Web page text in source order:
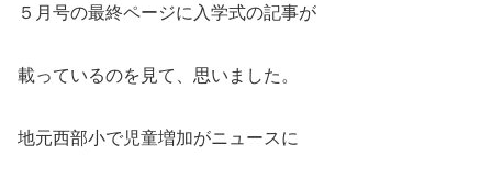
５月号の最終ページに入学式の記事が
載っているのを見て、思いました。
地元西部小で児童増加がニュースに